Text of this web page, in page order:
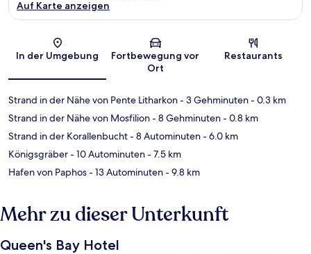
Karte
Auf Karte anzeigen
In der Umgebung
Fortbewegung vor
Ort
Restaurants
Strand in der Nähe von Pente Litharkon- 3 Gehminuten- 0.3 km
Strand in der Nähe von Mosfilion- 8 Gehminuten- 0.8 km
Strand in der Korallenbucht- 8 Autominuten- 6.0 km
Königsgräber- 10 Autominuten- 7.5 km
Hafen von Paphos- 13 Autominuten- 9.8 km
Mehr zu dieser Unterkunft
Queen's Bay Hotel